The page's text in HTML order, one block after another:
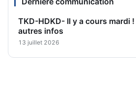
TKD-HDKD- Il y a cours mardi
autres infos
13 juillet 2026